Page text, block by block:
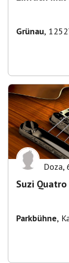
Grünau,
Doza,
Suzi
Parkbühne,